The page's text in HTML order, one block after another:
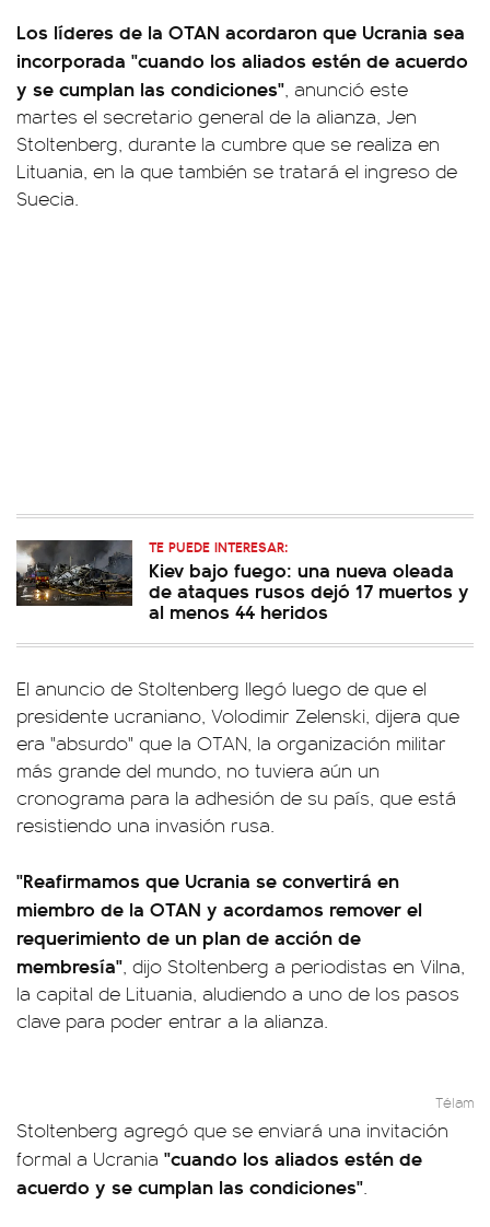
Los líderes de la OTAN acordaron que Ucrania sea
incorporada "cuando los aliados estén de acuerdo
y se cumplan las condiciones", anunció este
martes el secretario general de la alianza, Jen
Stoltenberg, durante la cumbre que se realiza en
Lituania, en la que también se tratará el ingreso de
Suecia.
TE PUEDE INTERESAR:
Kiev bajo fuego: una nueva oleada
de ataques rusos dejó 17 muertos y
al menos 44 heridos
El anuncio de Stoltenberg llegó luego de que el
presidente ucraniano, Volodimir Zelenski, dijera que
era "absurdo" que la OTAN, la organización militar
más grande del mundo, no tuviera aún un
cronograma para la adhesión de su país, que está
resistiendo una invasión rusa.
"Reafirmamos que Ucrania se convertirá en
miembro de la OTAN y acordamos remover el
requerimiento de un plan de acción de
membresía", dijo Stoltenberg a periodistas en Vilna,
la capital de Lituania, aludiendo a uno de los pasos
clave para poder entrar a la alianza.
Télam
Stoltenberg agregó que se enviará una invitación
formal a Ucrania "cuando los aliados estén de
acuerdo y se cumplan las condiciones".